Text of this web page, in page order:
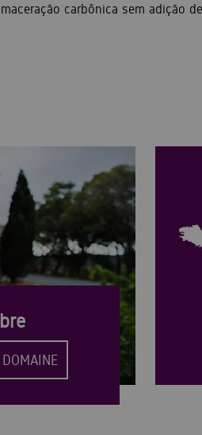
carbônica sem adição